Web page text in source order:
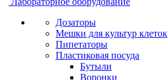
Дозаторы
Мешки для культур клеток
Пипетаторы
Пластиковая посуда
Бутыли
Воронки